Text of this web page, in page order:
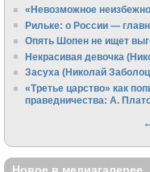
«Невозможное
Рильке: о России —
Опять Шопен не ищет
Некрасивая девочка
Засуха (Николай
«Третье царство» как
праведничества: А.